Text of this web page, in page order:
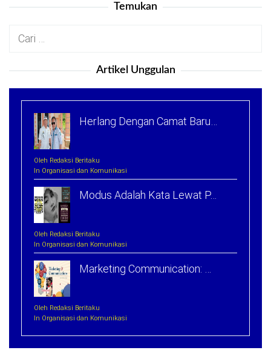
Temukan
Cari
Artikel Unggulan
Herlang Dengan Camat Baru…
Oleh Redaksi Beritaku
In Organisasi dan Komunikasi
Modus Adalah Kata Lewat P…
Oleh Redaksi Beritaku
In Organisasi dan Komunikasi
Marketing Communication: …
Oleh Redaksi Beritaku
In Organisasi dan Komunikasi